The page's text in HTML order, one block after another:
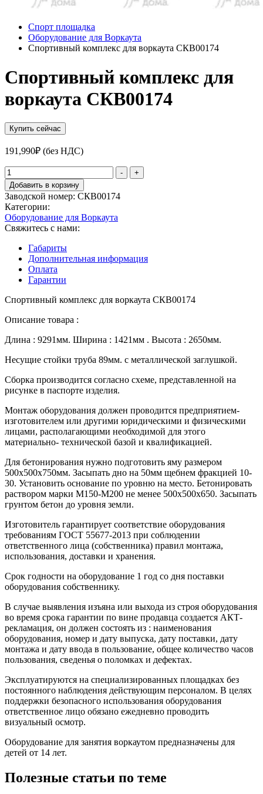
Спорт площадка
Оборудование для Воркаута
Спортивный комплекс для воркаута СКВ00174
Спортивный комплекс для
воркаута СКВ00174
Купить сейчас
191,990₽ (без НДС)
Количество
товара
Спортивный
комплекс
для
воркаута
СКВ00174
-
+
Добавить в корзину
Заводской номер: СКВ00174
Категории:
Оборудование для Воркаута
Свяжитесь с нами:
Габариты
Дополнительная информация
Оплата
Гарантии
Спортивный комплекс для воркаута СКВ00174
Описание товара :
Длина : 9291мм. Ширина : 1421мм . Высота : 2650мм.
Несущие стойки труба 89мм. с металлической заглушкой.
Сборка производится согласно схеме, представленной на
рисунке в паспорте изделия.
Монтаж оборудования должен проводится предприятием-
изготовителем или другими юридическими и физическими
лицами, располагающими необходимой для этого
материально- технической базой и квалификацией.
Для бетонирования нужно подготовить яму размером
500х500х750мм. Засыпать дно на 50мм щебнем фракцией 10-
30. Установить основание по уровню на место. Бетонировать
раствором марки М150-М200 не менее 500х500х650. Засыпать
грунтом бетон до уровня земли.
Изготовитель гарантирует соответствие оборудования
требованиям ГОСТ 55677-2013 при соблюдении
ответственного лица (собственника) правил монтажа,
использования, доставки и хранения.
Срок годности на оборудование 1 год со дня поставки
оборудования собственнику.
В случае выявления изъяна или выхода из строя оборудования
во время срока гарантии по вине продавца создается АКТ-
рекламация, он должен состоять из : наименования
оборудования, номер и дату выпуска, дату поставки, дату
монтажа и дату ввода в пользование, общее количество часов
пользования, сведенья о поломках и дефектах.
Эксплуатируются на специализированных площадках без
постоянного наблюдения действующим персоналом. В целях
поддержки безопасного использования оборудования
ответственное лицо обязано ежедневно проводить
визуальный осмотр.
Оборудование для занятия воркаутом предназначены для
детей от 14 лет.
Полезные статьи по теме